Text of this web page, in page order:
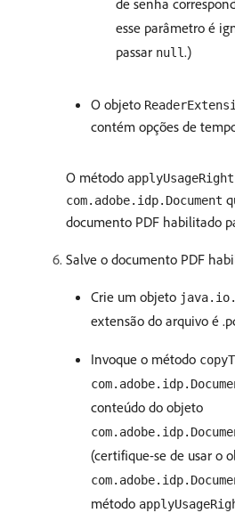
de senha
esse parâmetro é
passar null.)
O objeto
contém opções de
O método
com.adobe.idp.Document
documento PDF habilitado
Salve o documento PDF
Crie um objeto
extensão do arquivo é
Invoque o método
conteúdo do objeto
(certifique-se de usar o
método